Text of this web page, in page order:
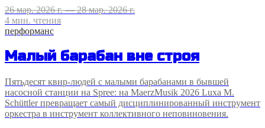
26 мар. 2026 г. — 28 мар. 2026 г.
4 мин. чтения
перформанс
Малый барабан вне строя
Пятьдесят квир-людей с малыми барабанами в бывшей
насосной станции на Spree: на MaerzMusik 2026 Luxa M.
Schüttler превращает самый дисциплинированный инструмент
оркестра в инструмент коллективного неповиновения.